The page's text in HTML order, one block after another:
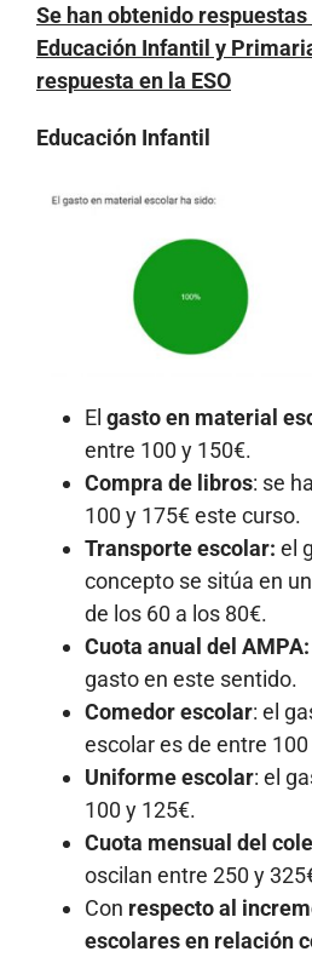
Se han obtenido
Educación Infantil y
respuesta en la ESO
Educación Infantil
El gasto en material
entre 100 y 150€.
Compra de libros: se
100 y 175€ este curso.
Transporte escolar: el
concepto se sitúa en
de los 60 a los 80€.
Cuota anual del AMPA:
gasto en este sentido.
Comedor escolar: el
escolar es de entre
Uniforme escolar: el
100 y 125€.
Cuota mensual del
oscilan entre 250 y
Con respecto al
escolares en relación